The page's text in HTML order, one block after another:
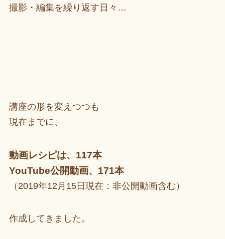
撮影・編集を繰り返す日々…
講座の形を変えつつも
現在までに、
動画レシピは、117本
YouTube公開動画、171本
（2019年12月15日現在：非公開動画含む）
作成してきました。